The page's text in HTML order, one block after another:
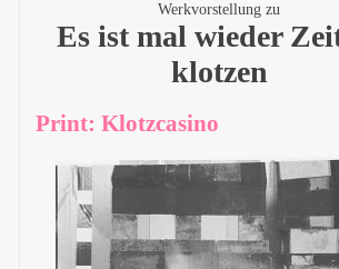
Werkvorstellung zu
Es ist mal wieder
klotzen
Print: Klotzcasino